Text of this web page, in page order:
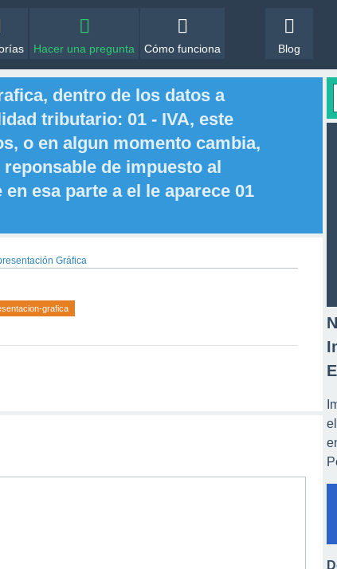
Hacer una pregunta Cómo funciona Blog
dentro de los datos a
tributario: 01 - IVA, este
o en algun momento cambia,
de impuesto al
esa parte a el le aparece 01
Gráfica
grafica